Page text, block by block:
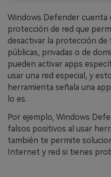
Windows Defender cuenta
protección de red que
desactivar la protección
públicas, privadas o de
pueden activar apps
usar una red especial, y
herramienta señala una
lo es.
Por ejemplo, Windows
falsos positivos al usar
también te permite
Internet y red si tienes